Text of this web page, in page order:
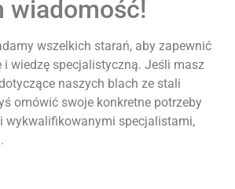
wiadomość!
wszelkich starań, aby zapewnić
i wiedzę specjalistyczną. Jeśli masz
naszych blach ze stali
omówić swoje konkretne potrzeby
wykwalifikowanymi specjalistami,